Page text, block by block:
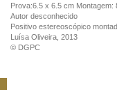
Prova:6.5 x 6.5 cm Montagem:
Autor desconhecido
Positivo estereoscópico
Luísa Oliveira, 2013
© DGPC